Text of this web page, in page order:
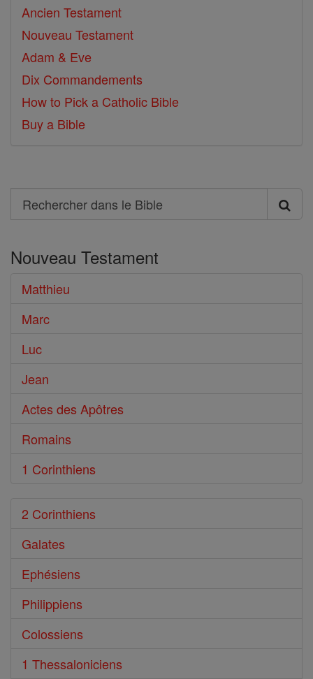
Ancien Testament
Nouveau Testament
Adam & Eve
Dix Commandements
How to Pick a Catholic Bible
Buy a Bible
Search
Rechercher
le
Bible
Nouveau Testament
Matthieu
Marc
Luc
Jean
Actes des Apôtres
Romains
1 Corinthiens
2 Corinthiens
Galates
Ephésiens
Philippiens
Colossiens
1 Thessaloniciens